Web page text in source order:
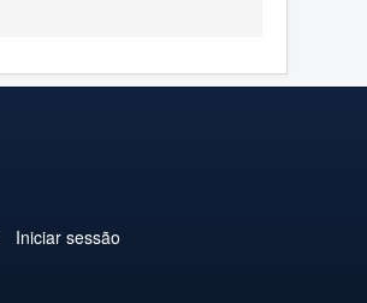
Iniciar sessão